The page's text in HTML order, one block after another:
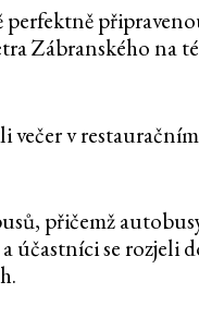
Zábranského na
v
přičemž
se rozjeli